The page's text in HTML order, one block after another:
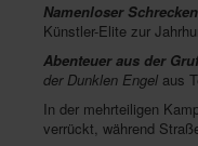
Namenloser
Künstler-Elite zur
Abenteuer aus der
der Dunklen Engel aus
In der mehrteiligen
verrückt, während